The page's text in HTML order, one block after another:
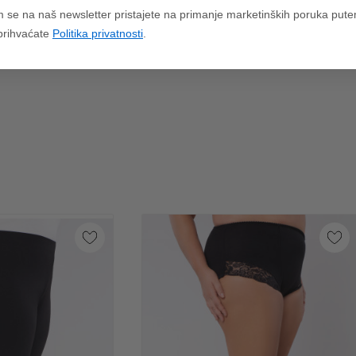
se na naš newsletter pristajete na primanje marketinških poruka
Politika privatnosti